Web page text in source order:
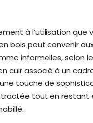
à l’utilisation que
bois peut convenir
informelles, selon
cuir associé à un
touche de
tout en restant